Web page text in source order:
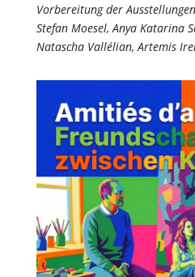
Vorbereitung der
Stefan Moesel, Anya Katarina
Natascha Vallélian, Artemis